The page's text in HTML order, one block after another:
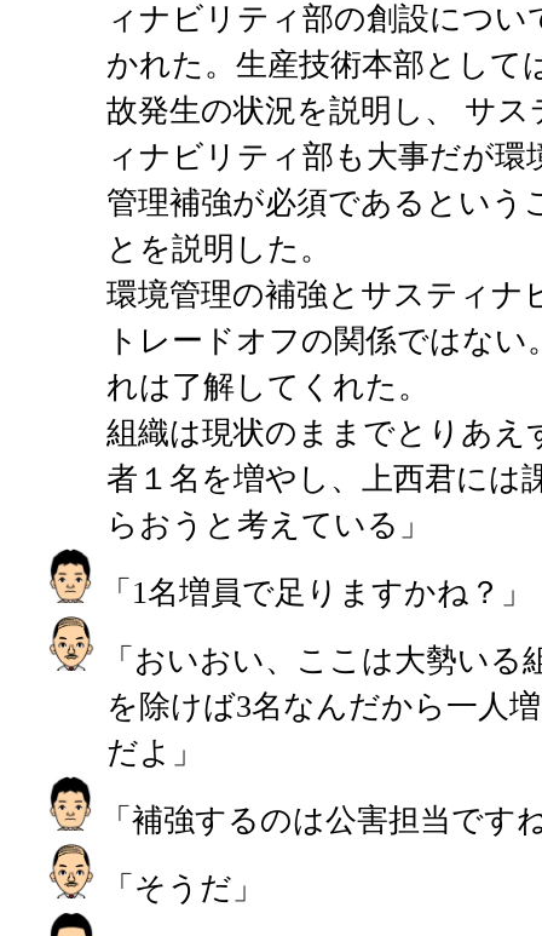
ィナビリティ部の創設につ
かれた。生産技術本部として
故発生の状況を説明し、 サス
ィナビリティ部も大事だが環
管理補強が必須であるという
とを説明した。
環境管理の補強とサスティナ
トレードオフの関係ではな
れは了解してくれた。
組織は現状のままでとりあえ
者１名を増やし、上西君には
らおうと考えている」
「1名増員で足りますかね？」
「おいおい、ここは大勢いる
を除けば3名なんだから一人
だよ」
「補強するのは公害担当です
「そうだ」